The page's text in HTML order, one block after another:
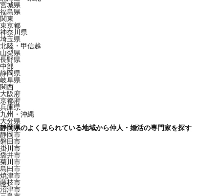
宮城県
福島県
関東
東京都
神奈川県
埼玉県
北陸・甲信越
山梨県
長野県
中部
静岡県
岐阜県
関西
大阪府
京都府
兵庫県
九州・沖縄
大分県
静岡県のよく見られている地域から仲人・婚活の専門家を探す
静岡市
磐田市
掛川市
袋井市
菊川市
島田市
焼津市
藤枝市
沼津市